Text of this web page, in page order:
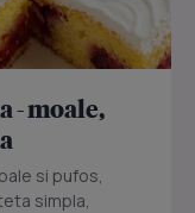
- moale,
si pufos,
simpla,